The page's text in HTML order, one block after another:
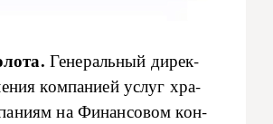
Ге­не­раль­ный ди­рек­
ко­м­па­ни­ей услуг хра­
на Фи­нан­со­вом кон­